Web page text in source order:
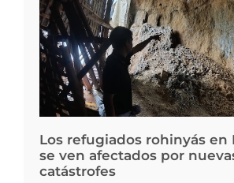
Los refugiados rohinyás en
se ven afectados por
catástrofes